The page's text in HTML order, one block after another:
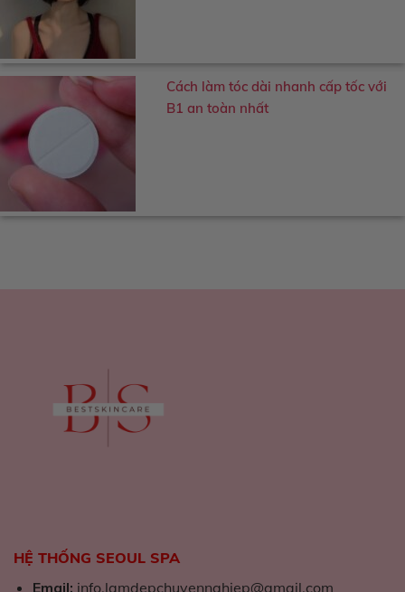
Cách làm tóc dài nhanh cấp tốc với
B1 an toàn nhất
HỆ THỐNG SEOUL SPA
Email: info.lamdepchuyennghiep@gmail.com